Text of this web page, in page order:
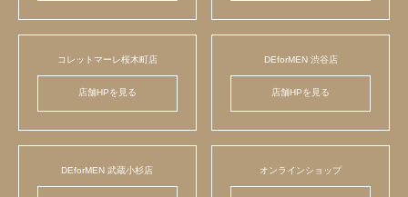
コレットマーレ桜木町店
店舗HPを見る
DEforMEN 渋谷店
店舗HPを見る
DEforMEN 武蔵小杉店 オンラインショップ